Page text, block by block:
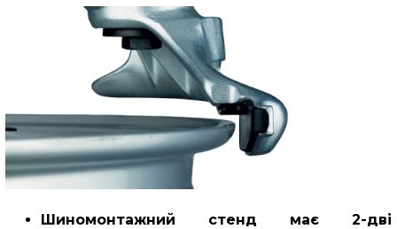
Шиномонтажний стенд має 2-дві